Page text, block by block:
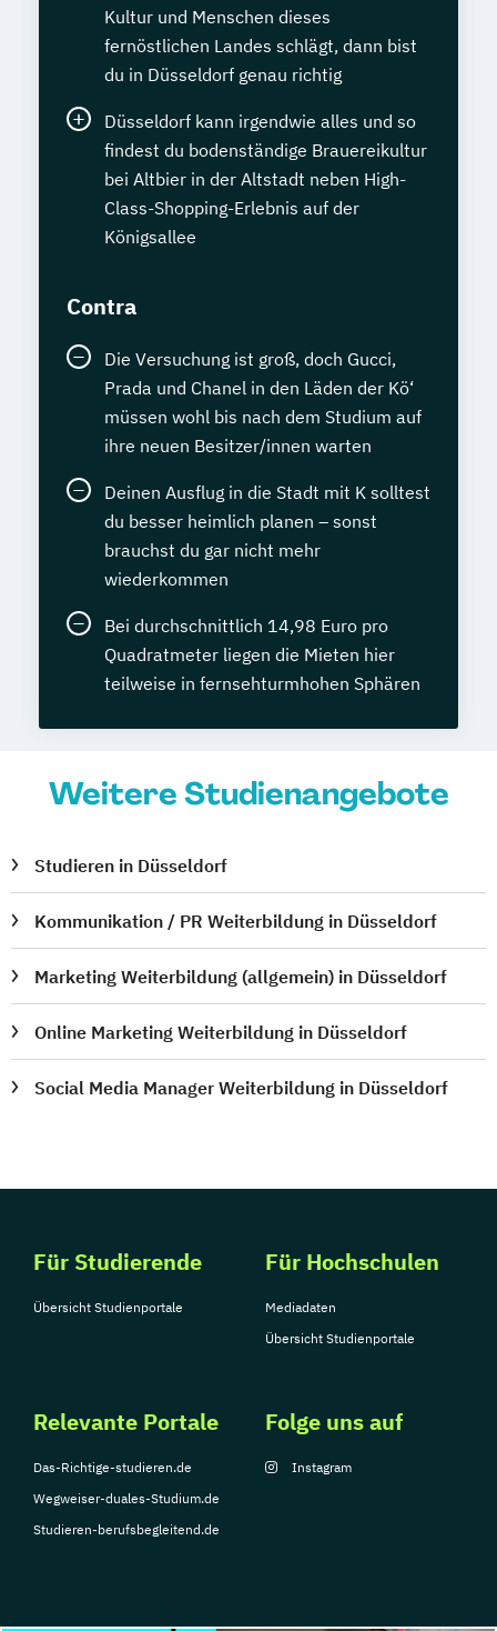
Kultur und Menschen dieses
fernöstlichen Landes schlägt, dann bist
du in Düsseldorf genau richtig
Düsseldorf kann irgendwie alles und so
findest du bodenständige Brauereikultur
bei Altbier in der Altstadt neben High-
Class-Shopping-Erlebnis auf der
Königsallee
Contra
Die Versuchung ist groß, doch Gucci,
Prada und Chanel in den Läden der Kö‘
müssen wohl bis nach dem Studium auf
ihre neuen Besitzer/innen warten
Deinen Ausflug in die Stadt mit K solltest
du besser heimlich planen – sonst
brauchst du gar nicht mehr
wiederkommen
Bei durchschnittlich 14,98 Euro pro
Quadratmeter liegen die Mieten hier
teilweise in fernsehturmhohen Sphären
Weitere Studienangebote
Studieren in Düsseldorf
Kommunikation / PR Weiterbildung in Düsseldorf
Marketing Weiterbildung (allgemein) in Düsseldorf
Online Marketing Weiterbildung in Düsseldorf
Social Media Manager Weiterbildung in Düsseldorf
Für Studierende
Übersicht Studienportale
Für Hochschulen
Mediadaten
Übersicht Studienportale
Relevante Portale
Das-Richtige-studieren.de
Wegweiser-duales-Studium.de
Studieren-berufsbegleitend.de
Folge uns auf
Instagram